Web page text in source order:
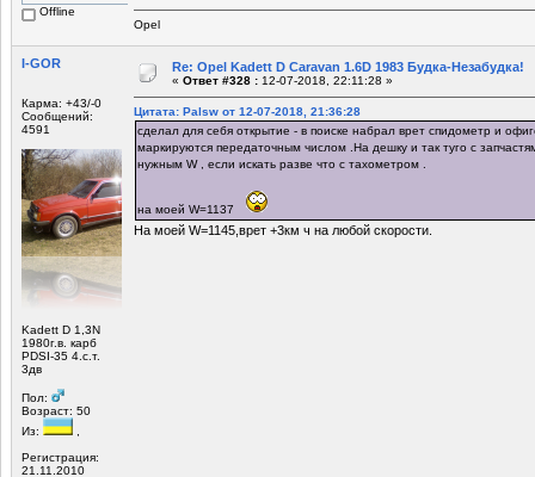
Offline
Opel
I-GOR
Карма: +43/-0
Сообщений:
4591
Kadett D 1,3N
1980г.в. карб
PDSI-35 4.с.т.
3дв
Пол:
Возраст: 50
Из:
Регистрация:
21.11.2010
Re: Opel Kadett D Caravan 1.6D 1983 Будка-Незабудка!
« Ответ #328 : 12-07-2018, 22:11:28 »
Цитата: Palsw от 12-07-2018, 21:36:28
сделал для себя открытие - в поиске набрал врет спидометр и
маркируются передаточным числом .На дешку и так туго с
нужным W , если искать разве что с тахометром .
на моей W=1137
На моей W=1145,врет +3км ч на любой скорости.